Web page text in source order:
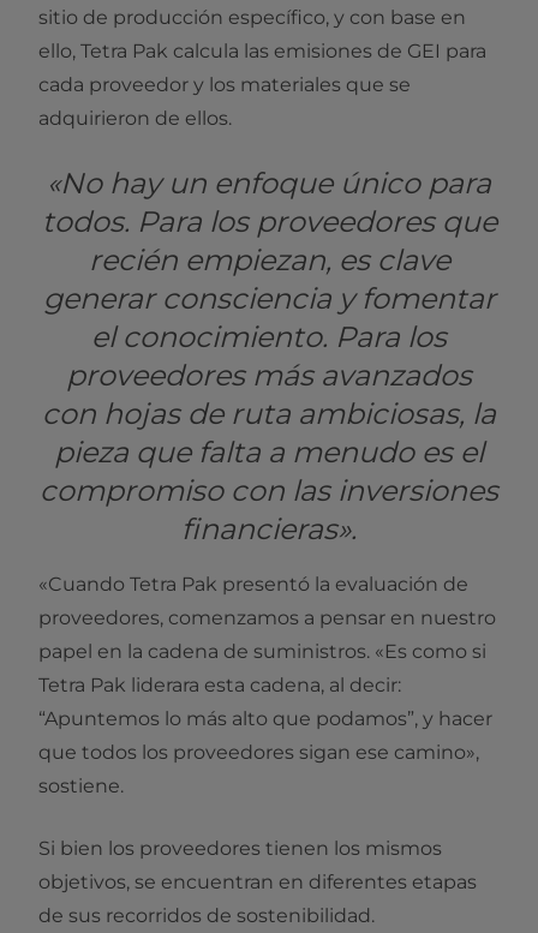
sitio de producción específico, y con base en
ello, Tetra Pak calcula las emisiones de GEI para
cada proveedor y los materiales que se
adquirieron de ellos.
«No hay un enfoque único para
todos. Para los proveedores que
recién empiezan, es clave
generar consciencia y fomentar
el conocimiento. Para los
proveedores más avanzados
con hojas de ruta ambiciosas, la
pieza que falta a menudo es el
compromiso con las inversiones
financieras».
«Cuando Tetra Pak presentó la evaluación de
proveedores, comenzamos a pensar en nuestro
papel en la cadena de suministros. «Es como si
Tetra Pak liderara esta cadena, al decir:
“Apuntemos lo más alto que podamos”, y hacer
que todos los proveedores sigan ese camino»,
sostiene.
Si bien los proveedores tienen los mismos
objetivos, se encuentran en diferentes etapas
de sus recorridos de sostenibilidad.